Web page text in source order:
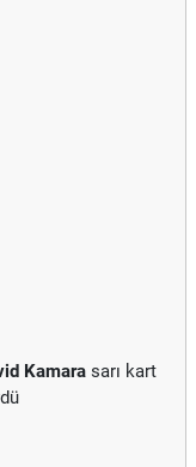
Kamara sarı kart